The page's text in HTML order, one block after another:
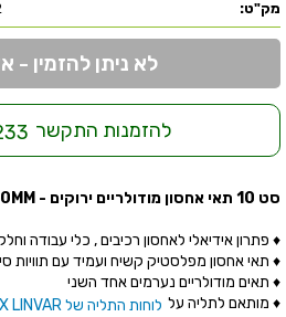
מק"ט:
לא ניתן להזמין -
להזמנות התקשר
סט 10 תאי אחסון מודולריים ירוקים - 280MM X 140MM X 130MM
♦ פתרון אידיאלי לאחסון רכיבים , כלי עבודה
♦ תאי אחסון מפלסטיק קשיח ועמיד עם תוויות
♦ תאים מודולריים נערמים אחד השני
♦ מותאם לתליה על לוחות התליה של APEX LINVAR